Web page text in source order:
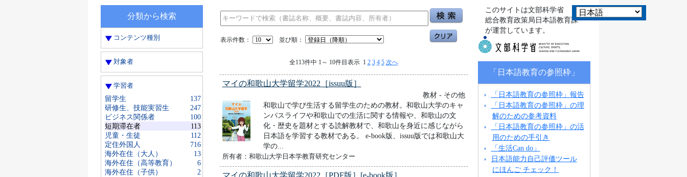
分類から検索
コンテンツ種別
対象者
学習者
留学生
137
研修生、技能実習生
247
ビジネス関係者
100
短期滞在者
113
児童・生徒
112
定住外国人
716
海外在住（大人）
13
海外在住（高等教育）
6
海外在住（子供）
2
表示件数： 並び順：
全113件中 1～ 10件目表示 1 2 3 4 5 次へ
マイの和歌山大学留学2022［issuu版］
教材 - その他
和歌山で学び生活する留学生のための教材。和歌山大学のキャ
ンパスライフや和歌山での生活に関する情報や、和歌山の文
化・歴史を題材とする読解教材で、和歌山を身近に感じながら
日本語を学習する教材である。 e-book版、issuu版では和歌山大
学の...
所有者：和歌山大学日本学教育研究センター
マイの和歌山大学留学2022［PDF版］[e-book版］
このサイトは文部科学省
総合教育政策局日本語教育課
が運営しています。
「日本語教育の参照枠」
「日本語教育の参照枠」報告
「日本語教育の参照枠」の理
解のための参考資料
「日本語教育の参照枠」の活
用のための手引き
「生活Can do」
日本語能力自己評価ツール
にほんご チェック！